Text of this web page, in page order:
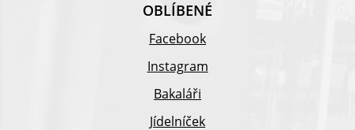
OBLÍBENÉ
Facebook
Instagram
Bakaláři
Jídelníček